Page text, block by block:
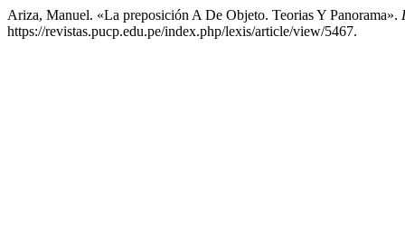
Ariza, Manuel. «La preposición A De Objeto. Teorias Y Panorama».
https://revistas.pucp.edu.pe/index.php/lexis/article/view/5467.